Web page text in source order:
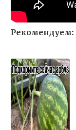
Рекомендуем: